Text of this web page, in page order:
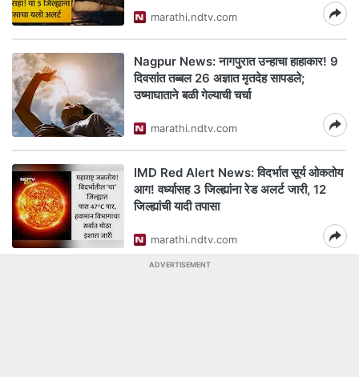
marathi.ndtv.com
Nagpur News: नागपुरात उन्हाचा हाहाकार! 9
दिवसांत तब्बल 26 अज्ञात मृतदेह सापडले;
उष्माघाताने बळी गेल्याची चर्चा
marathi.ndtv.com
IMD Red Alert News: विदर्भात सूर्य ओकतोय
आग! वर्ध्यासह 3 जिल्ह्यांना रेड अलर्ट जारी, 12
जिल्ह्यांची यादी तपासा
marathi.ndtv.com
ADVERTISEMENT